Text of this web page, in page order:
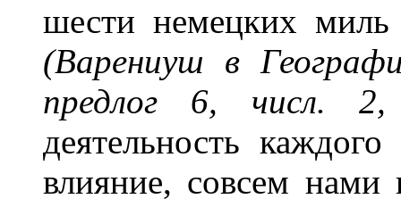
шести немецких миль
(Варениуш в
предлог 6, числ.
деятельность
влияние, совсем